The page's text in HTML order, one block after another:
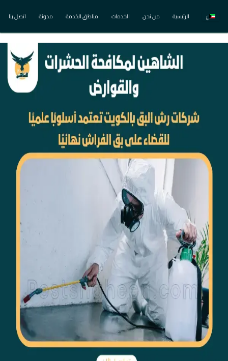
ع الرئيسية من نحن الخدمات مناطق الخدمة مدونة اتصل بنا